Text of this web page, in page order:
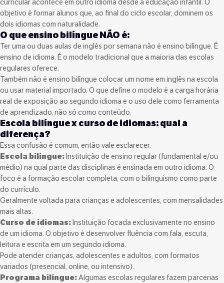
objetivo é formar alunos que, ao final do ciclo escolar, dominem os
dois idiomas com naturalidade.
O que ensino bilíngue NÃO é:
Ter uma ou duas aulas de inglês por semana não é ensino bilíngue. É
ensino de idioma. É o modelo tradicional que a maioria das escolas
regulares oferece.
Também não é ensino bilíngue colocar um nome em inglês na escola
ou usar material importado. O que define o modelo é a carga horária
real de exposição ao segundo idioma e o uso dele como ferramenta
de aprendizado, não só como conteúdo.
Escola bilíngue x curso de idiomas: qual a
diferença?
Essa confusão é comum, então vale esclarecer.
Escola bilíngue:Instituição de ensino regular (fundamental e/ou
médio) na qual parte das disciplinas é ensinada em outro idioma. O
foco é a formação escolar completa, com o bilinguismo como parte
do currículo.
Geralmente voltada para crianças e adolescentes, com mensalidades
mais altas.
Curso de idiomas:Instituição focada exclusivamente no ensino
de um idioma. O objetivo é desenvolver fluência com fala, escuta,
leitura e escrita em um segundo idioma.
Pode atender crianças, adolescentes e adultos, com formatos
variados (presencial, online, ou intensivo).
Programa bilíngue:Algumas escolas regulares fazem parcerias